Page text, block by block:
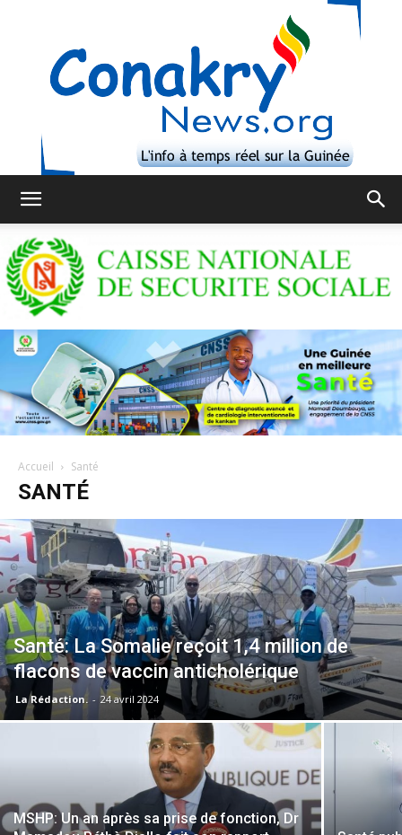
Accueil Santé
SANTÉ
Santé: La Somalie reçoit 1,4 million de
flacons de vaccin anticholérique
La Rédaction. - 24 avril 2024
MSHP: Un an après sa prise de fonction, Dr